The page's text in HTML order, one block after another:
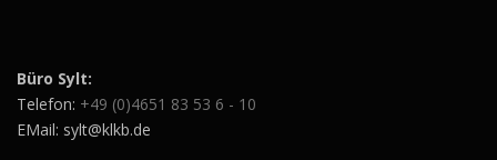
Büro Sylt:
Telefon: +49 (0)4651 83 53 6 - 10
EMail: sylt@klkb.de